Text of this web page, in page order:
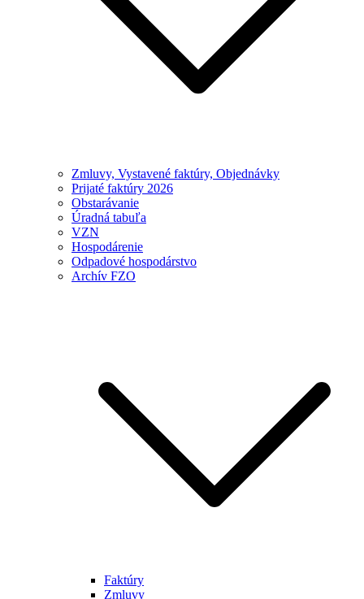
Zmluvy, Vystavené faktúry, Objednávky
Prijaté faktúry 2026
Obstarávanie
Úradná tabuľa
VZN
Hospodárenie
Odpadové hospodárstvo
Archív FZO
Faktúry
Zmluvy